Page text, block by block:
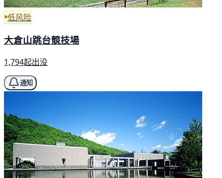
低风险
大倉山跳台競技場
1,794起出没
通知